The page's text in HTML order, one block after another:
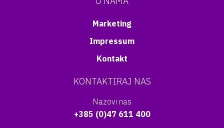
Marketing
Impressum
Kontakt
KONTAKTIRAJ NAS
Nazovi nas
+385 (0)47 611 400